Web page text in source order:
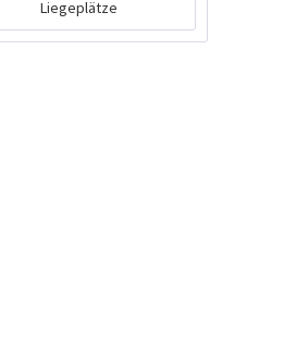
Liegeplätze